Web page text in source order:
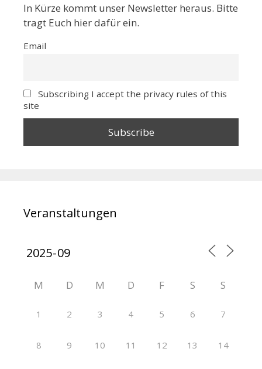
In Kürze kommt unser Newsletter heraus. Bitte
tragt Euch hier dafür ein.
Email
Subscribing I accept the privacy rules of this
site
Veranstaltungen
M D M D F S S
1 2 3 4 5 6 7
8 9 10 11 12 13 14